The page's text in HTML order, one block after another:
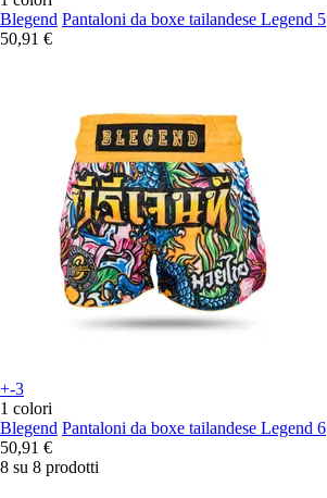
Blegend Pantaloni da boxe tailandese Legend 5
50,91 €
+-3
1 colori
Blegend Pantaloni da boxe tailandese Legend 6
50,91 €
8 su 8 prodotti